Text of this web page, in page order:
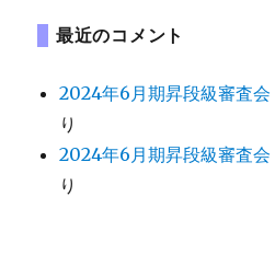
最近のコメント
2024年6月期昇段級審査会
り
2024年6月期昇段級審査会
り